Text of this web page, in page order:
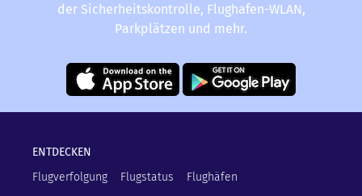
der Sicherheitskontrolle, Flughafen-WLAN,
Parkplätzen und mehr.
ENTDECKEN
Flugverfolgung
Flugstatus Flughäfen